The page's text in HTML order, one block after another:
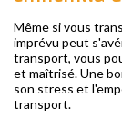
Même si vous
imprévu peut
transport, vous
et maîtrisé. Une
son stress et
transport.